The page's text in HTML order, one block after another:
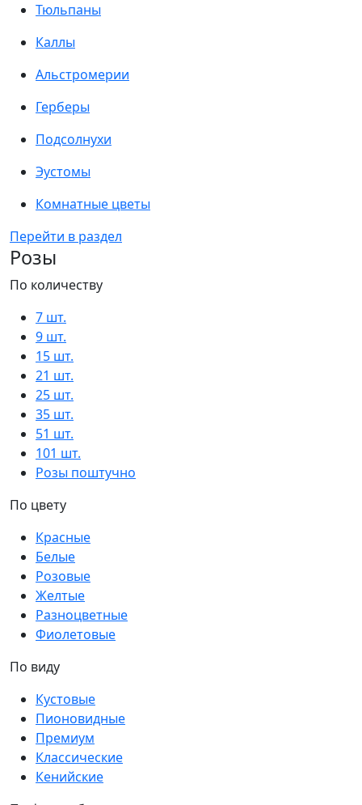
Тюльпаны
Каллы
Альстромерии
Герберы
Подсолнухи
Эустомы
Комнатные цветы
Перейти в раздел
Розы
По количеству
7 шт.
9 шт.
15 шт.
21 шт.
25 шт.
35 шт.
51 шт.
101 шт.
Розы поштучно
По цвету
Красные
Белые
Розовые
Желтые
Разноцветные
Фиолетовые
По виду
Кустовые
Пионовидные
Премиум
Классические
Кенийские